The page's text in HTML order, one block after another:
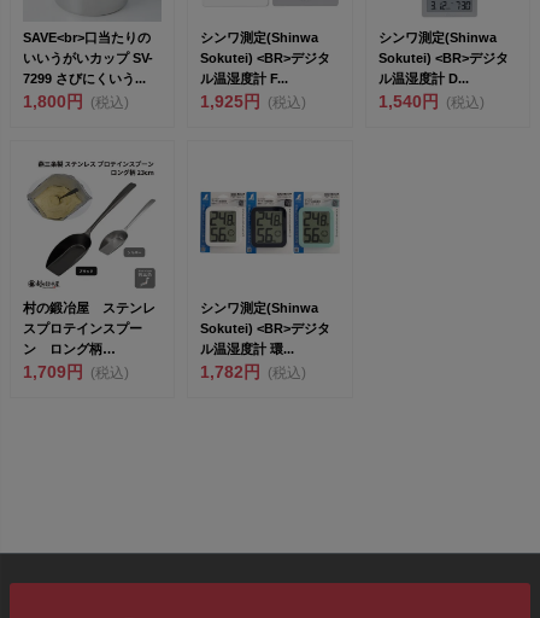
SAVE<br>口当たりの
いいうがいカップ SV-
7299 さびにくいう...
1,800円 (税込)
シンワ測定(Shinwa
Sokutei) <BR>デジタ
ル温湿度計 F...
1,925円 (税込)
シンワ測定(Shinwa
Sokutei) <BR>デジタ
ル温湿度計 D...
1,540円 (税込)
村の鍛冶屋 ステンレ
スプロテインスプー
ン ロング柄
23cm<br>金属洋...
1,709円 (税込)
シンワ測定(Shinwa
Sokutei) <BR>デジタ
ル温湿度計 環...
1,782円 (税込)